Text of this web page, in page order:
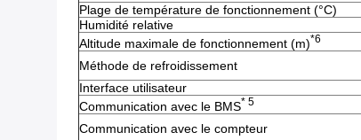
Plage de température de fonctionnement (°C)
Humidité relative
Altitude maximale de fonctionnement (m)*6
Méthode de refroidissement
Interface utilisateur
Communication avec le BMS* 5
Communication avec le compteur